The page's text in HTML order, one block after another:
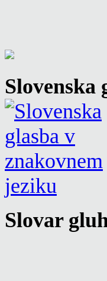
Slovenska
Slovar